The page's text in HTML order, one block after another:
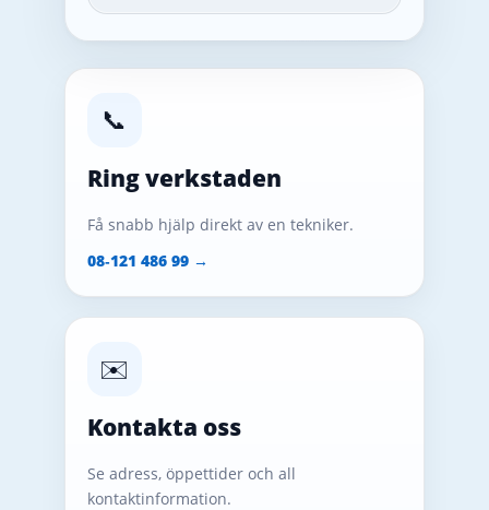
📞
Ring verkstaden
Få snabb hjälp direkt av en tekniker.
08‑121 486 99 →
✉️
Kontakta oss
Se adress, öppettider och all
kontaktinformation.